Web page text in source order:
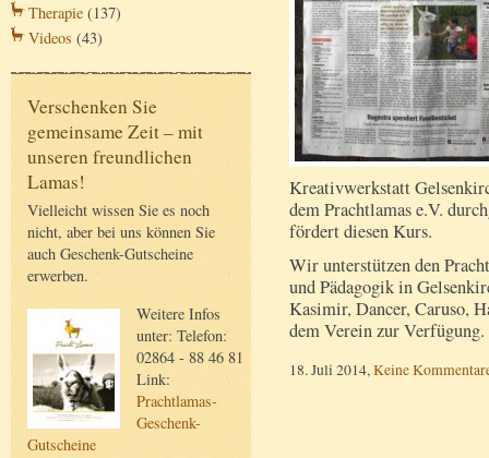
Therapie (137)
Videos (43)
Verschenken Sie
gemeinsame Zeit – mit
unseren freundlichen
Lamas!
Vielleicht wissen Sie es noch
nicht, aber bei uns können Sie
auch Geschenk-Gutscheine
erwerben.
Weitere Infos
unter: Telefon:
02864 - 88 46 81
Link:
Prachtlamas-
Geschenk-
Gutscheine
Kreativwerkstatt
dem Prachtlamas e.V.
fördert diesen Kurs.
Wir unterstützen den
und Pädagogik in
Kasimir, Dancer, Caruso,
dem Verein zur Verfügung.
18. Juli 2014, Keine